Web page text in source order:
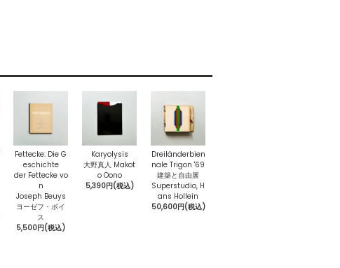
Fettecke: Die G
eschichte
der Fettecke vo
n
Joseph Beuys
ヨーゼフ・ボイ
ス
5,500円(税込)
Karyolysis
大野真人 Makot
o Oono
5,390円(税込)
Dreiländerbien
nale Trigon '69
建築と自由展
Superstudio, H
ans Hollein
50,600円(税込)